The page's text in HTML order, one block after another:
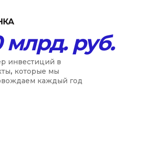
млрд.руб.
инвестиций в
, которые мы
каждый год